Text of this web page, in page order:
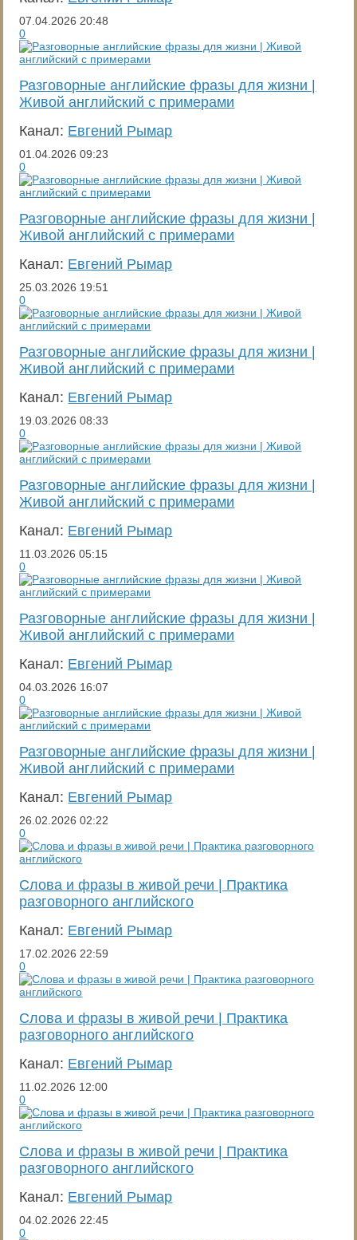
07.04.2026 20:48
0
Разговорные английские фразы для жизни |
Живой английский с примерами
Канал: Евгений Рымар
01.04.2026 09:23
0
Разговорные английские фразы для жизни |
Живой английский с примерами
Канал: Евгений Рымар
25.03.2026 19:51
0
Разговорные английские фразы для жизни |
Живой английский с примерами
Канал: Евгений Рымар
19.03.2026 08:33
0
Разговорные английские фразы для жизни |
Живой английский с примерами
Канал: Евгений Рымар
11.03.2026 05:15
0
Разговорные английские фразы для жизни |
Живой английский с примерами
Канал: Евгений Рымар
04.03.2026 16:07
0
Разговорные английские фразы для жизни |
Живой английский с примерами
Канал: Евгений Рымар
26.02.2026 02:22
0
Слова и фразы в живой речи | Практика
разговорного английского
Канал: Евгений Рымар
17.02.2026 22:59
0
Слова и фразы в живой речи | Практика
разговорного английского
Канал: Евгений Рымар
11.02.2026 12:00
0
Слова и фразы в живой речи | Практика
разговорного английского
Канал: Евгений Рымар
04.02.2026 22:45
0